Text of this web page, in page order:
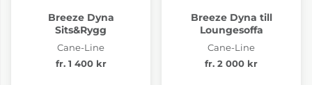
Breeze Dyna
Sits&Rygg
Cane-Line
fr. 1 400 kr
Breeze Dyna till
Loungesoffa
Cane-Line
fr. 2 000 kr